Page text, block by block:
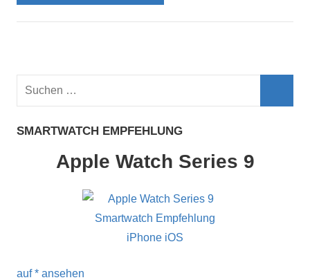
Suchen
SMARTWATCH EMPFEHLUNG
Apple Watch Series 9
auf* ansehen